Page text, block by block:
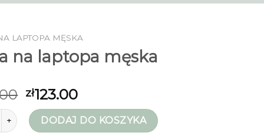
LAPTOPA MĘSKA
na laptopa męska
zł123.00
na laptopa męska
DODAJ DO KOSZYKA